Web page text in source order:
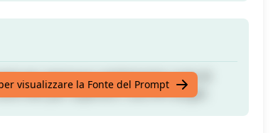
per generare rapidamente copie di
test per superare i tuoi KPI target.
visualizzare la Fonte del Prompt